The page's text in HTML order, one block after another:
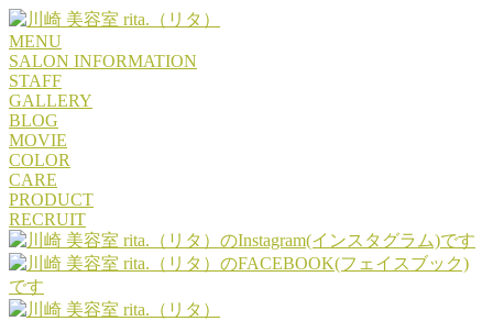
MENU
SALON INFORMATION
STAFF
GALLERY
BLOG
MOVIE
COLOR
CARE
PRODUCT
RECRUIT